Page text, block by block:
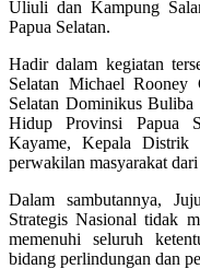
Uliuli dan Kampung
Papua Selatan.
Hadir dalam kegiatan
Selatan Michael Rooney
Selatan Dominikus
Hidup Provinsi Papua
Kayame, Kepala Distrik
perwakilan masyarakat
Dalam sambutannya,
Strategis Nasional tidak
memenuhi seluruh
bidang perlindungan dan